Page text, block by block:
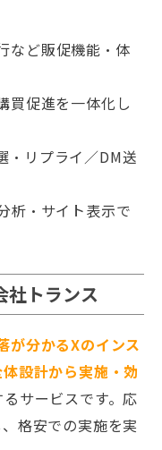
など販促機能・体
買促進を一体化し
・リプライ／DM送
析・サイト表示で
社トランス
が分かるXのインス
設計から実施・効
るサービスです。応
格安での実施を実